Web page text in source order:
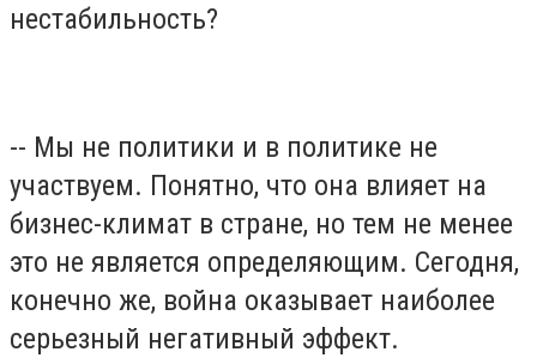
нестабильность?
-- Мы не политики и в политике не
участвуем. Понятно, что она влияет на
бизнес-климат в стране, но тем не менее
это не является определяющим. Сегодня,
конечно же, война оказывает наиболее
серьезный негативный эффект.